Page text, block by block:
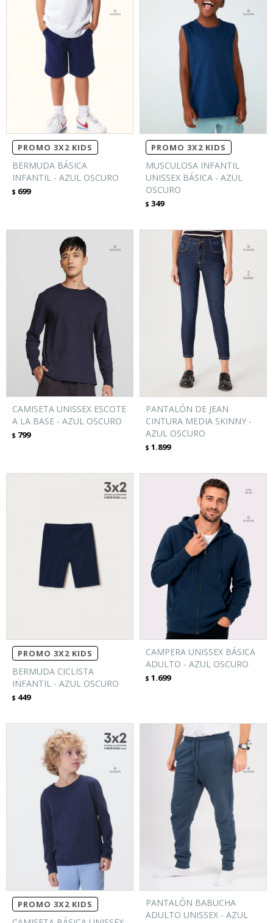
PROMO 3X2 KIDS
BERMUDA BÁSICA
INFANTIL - AZUL OSCURO
$ 699
PROMO 3X2 KIDS
MUSCULOSA INFANTIL
UNISSEX BÁSICA - AZUL
OSCURO
$ 349
CAMISETA UNISSEX ESCOTE
A LA BASE - AZUL OSCURO
$ 799
PANTALÓN DE JEAN
CINTURA MEDIA SKINNY -
AZUL OSCURO
$ 1.899
PROMO 3X2 KIDS
BERMUDA CICLISTA
INFANTIL - AZUL OSCURO
$ 449
CAMPERA UNISSEX BÁSICA
ADULTO - AZUL OSCURO
$ 1.699
PROMO 3X2 KIDS
PANTALÓN BABUCHA
ADULTO UNISSEX - AZUL